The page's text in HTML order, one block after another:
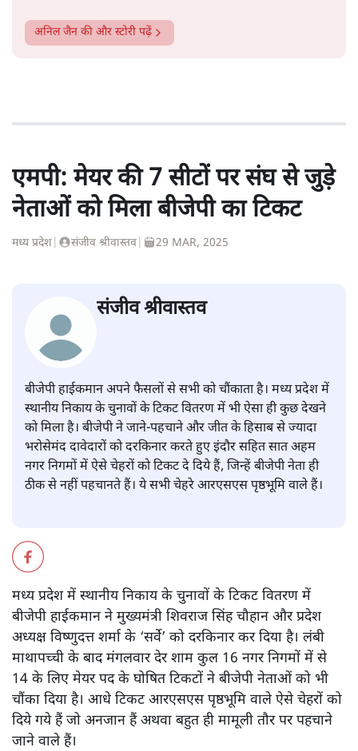
अनिल जैन की और स्टोरी पढ़ें
एमपी: मेयर की 7 सीटों पर संघ से जुड़े
नेताओं को मिला बीजेपी का टिकट
मध्य प्रदेश संजीव श्रीवास्तव 29 MAR, 2025
संजीव श्रीवास्तव
बीजेपी हाईकमान अपने फैसलों से सभी को चौंकाता है। मध्य प्रदेश में
स्थानीय निकाय के चुनावों के टिकट वितरण में भी ऐसा ही कुछ देखने
को मिला है। बीजेपी ने जाने-पहचाने और जीत के हिसाब से ज्यादा
भरोसेमंद दावेदारों को दरकिनार करते हुए इंदौर सहित सात अहम
नगर निगमों में ऐसे चेहरों को टिकट दे दिये हैं, जिन्हें बीजेपी नेता ही
ठीक से नहीं पहचानते हैं। ये सभी चेहरे आरएसएस पृष्ठभूमि वाले हैं।